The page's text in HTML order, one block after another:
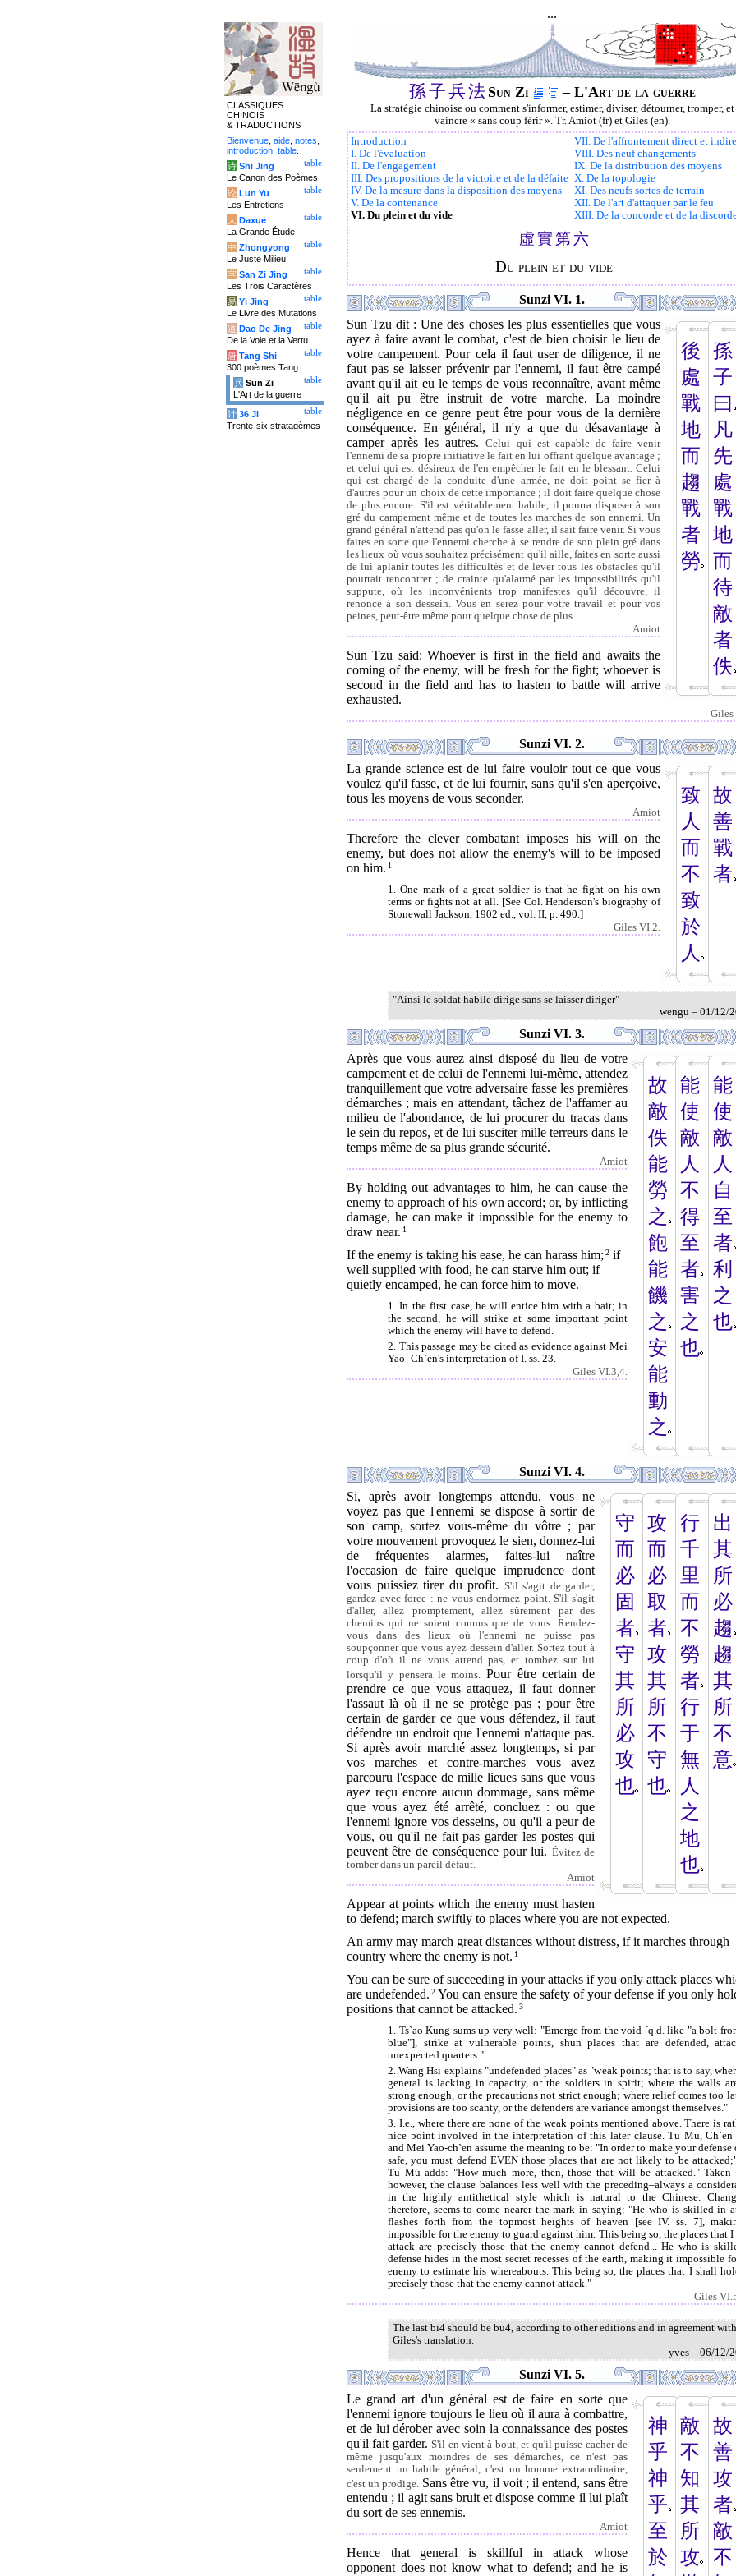
...
孫子兵法 Sun Zi – L'Art de la guerre
La stratégie chinoise ou comment s'informer, estimer, diviser, détourner, tromper, et
vaincre « sans coup férir ». Tr. Amiot (fr) et Giles (en).
Introduction
I. De l'évaluation
II. De l'engagement
III. Des propositions de la victoire et de la défaite
IV. De la mesure dans la disposition des moyens
V. De la contenance
VI. Du plein et du vide
VII. De l'affrontement direct et
VIII. Des neuf changements
IX. De la distribution des moyens
X. De la topologie
XI. Des neufs sortes de terrain
XII. De l'art d'attaquer par le feu
XIII. De la concorde et de la
虛實第 六
Du plein et du vide
Sunzi VI. 1.
後
處
戰
地
而
趨
戰
者
勞
孫
子
曰
凡
先
處
戰
地
而
待
敵
者
佚
Sun Tzu dit : Une des choses les plus essentielles que vous
ayez à faire avant le combat, c'est de bien choisir le lieu de
votre campement. Pour cela il faut user de diligence, il ne
faut pas se laisser prévenir par l'ennemi, il faut être campé
avant qu'il ait eu le temps de vous reconnaître, avant même
qu'il ait pu être instruit de votre marche. La moindre
négligence en ce genre peut être pour vous de la dernière
conséquence. En général, il n'y a que du désavantage à
camper après les autres.Celui qui est capable de faire venir
l'ennemi de sa propre initiative le fait en lui offrant quelque avantage ;
et celui qui est désireux de l'en empêcher le fait en le blessant. Celui
qui est chargé de la conduite d'une armée, ne doit point se fier à
d'autres pour un choix de cette importance ; il doit faire quelque chose
de plus encore. S'il est véritablement habile, il pourra disposer à son
gré du campement même et de toutes les marches de son ennemi. Un
grand général n'attend pas qu'on le fasse aller, il sait faire venir. Si vous
faites en sorte que l'ennemi cherche à se rendre de son plein gré dans
les lieux où vous souhaitez précisément qu'il aille, faites en sorte aussi
de lui aplanir toutes les difficultés et de lever tous les obstacles qu'il
pourrait rencontrer ; de crainte qu'alarmé par les impossibilités qu'il
suppute, où les inconvénients trop manifestes qu'il découvre, il
renonce à son dessein. Vous en serez pour votre travail et pour vos
peines, peut-être même pour quelque chose de plus.
Amiot
Sun Tzu said: Whoever is first in the field and awaits the
coming of the enemy, will be fresh for the fight; whoever is
second in the field and has to hasten to battle will arrive
exhausted.
Giles
Sunzi VI. 2.
致
人
而
不
致
於
人
故
善
戰
者
La grande science est de lui faire vouloir tout ce que vous
voulez qu'il fasse, et de lui fournir, sans qu'il s'en aperçoive,
tous les moyens de vous seconder.
Amiot
Therefore the clever combatant imposes his will on the
enemy, but does not allow the enemy's will to be imposed
on him. 1
1. One mark of a great soldier is that he fight on his own
terms or fights not at all. [See Col. Henderson's biography of
Stonewall Jackson, 1902 ed., vol. II, p. 490.]
Giles VI.2.
"Ainsi le soldat habile dirige sans se laisser diriger"
wengu – 01/12/
Sunzi VI. 3.
故
敵
佚
能
勞
之
飽
能
饑
之
安
能
動
之
能
使
敵
人
不
得
至
者
害
之
也
能
使
敵
人
自
至
者
利
之
也
Après que vous aurez ainsi disposé du lieu de votre
campement et de celui de l'ennemi lui-même, attendez
tranquillement que votre adversaire fasse les premières
démarches ; mais en attendant, tâchez de l'affamer au
milieu de l'abondance, de lui procurer du tracas dans
le sein du repos, et de lui susciter mille terreurs dans le
temps même de sa plus grande sécurité.
Amiot
By holding out advantages to him, he can cause the
enemy to approach of his own accord; or, by inflicting
damage, he can make it impossible for the enemy to
draw near. 1
If the enemy is taking his ease, he can harass him; 2 if
well supplied with food, he can starve him out; if
quietly encamped, he can force him to move.
1. In the first case, he will entice him with a bait; in
the second, he will strike at some important point
which the enemy will have to defend.
2. This passage may be cited as evidence against Mei
Yao- Ch`en's interpretation of I. ss. 23.
Giles VI.3,4.
Sunzi VI. 4.
守
而
必
固
者
守
其
所
必
攻
也
攻
而
必
取
者
攻
其
所
不
守
也
行
千
里
而
不
勞
者
行
于
無
人
之
地
也
出
其
所
必
趨
趨
其
所
不
意
Si, après avoir longtemps attendu, vous ne
voyez pas que l'ennemi se dispose à sortir de
son camp, sortez vous-même du vôtre ; par
votre mouvement provoquez le sien, donnez-lui
de fréquentes alarmes, faites-lui naître
l'occasion de faire quelque imprudence dont
vous puissiez tirer du profit. S'il s'agit de garder,
gardez avec force : ne vous endormez point. S'il s'agit
d'aller, allez promptement, allez sûrement par des
chemins qui ne soient connus que de vous. Rendez-
vous dans des lieux où l'ennemi ne puisse pas
soupçonner que vous ayez dessein d'aller. Sortez tout à
coup d'où il ne vous attend pas, et tombez sur lui
lorsqu'il y pensera le moins.
Pour être certain de
prendre ce que vous attaquez, il faut donner
l'assaut là où il ne se protège pas ; pour être
certain de garder ce que vous défendez, il faut
défendre un endroit que l'ennemi n'attaque pas.
Si après avoir marché assez longtemps, si par
vos marches et contre-marches vous avez
parcouru l'espace de mille lieues sans que vous
ayez reçu encore aucun dommage, sans même
que vous ayez été arrêté, concluez : ou que
l'ennemi ignore vos desseins, ou qu'il a peur de
vous, ou qu'il ne fait pas garder les postes qui
peuvent être de conséquence pour lui. Évitez de
tomber dans un pareil défaut.
Amiot
Appear at points which the enemy must hasten
to defend; march swiftly to places where you are not expected.
An army may march great distances without distress, if it marches through
country where the enemy is not. 1
You can be sure of succeeding in your attacks if you only attack places
are undefended. 2 You can ensure the safety of your defense if you only
positions that cannot be attacked. 3
1. Ts`ao Kung sums up very well: "Emerge from the void [q.d. like "a bolt
blue"], strike at vulnerable points, shun places that are defended,
unexpected quarters."
2. Wang Hsi explains "undefended places" as "weak points; that is to say,
general is lacking in capacity, or the soldiers in spirit; where the walls
strong enough, or the precautions not strict enough; where relief comes too
provisions are too scanty, or the defenders are variance amongst themselves."
3. I.e., where there are none of the weak points mentioned above. There is
nice point involved in the interpretation of this later clause. Tu Mu, Ch`en
and Mei Yao-ch`en assume the meaning to be: "In order to make your defense
safe, you must defend EVEN those places that are not likely to be
Tu Mu adds: "How much more, then, those that will be attacked." Taken
however, the clause balances less well with the preceding–always a
in the highly antithetical style which is natural to the Chinese.
therefore, seems to come nearer the mark in saying: "He who is skilled in
flashes forth from the topmost heights of heaven [see IV. ss. 7],
impossible for the enemy to guard against him. This being so, the places that
attack are precisely those that the enemy cannot defend... He who is
defense hides in the most secret recesses of the earth, making it impossible
enemy to estimate his whereabouts. This being so, the places that I shall
precisely those that the enemy cannot attack."
Giles
The last bi4 should be bu4, according to other editions and in agreement with
Giles's translation.
yves – 06/12/
Sunzi VI. 5.
神
乎
神
乎
至
於
敵
不
知
其
所
攻
故
善
攻
者
敵
不
Le grand art d'un général est de faire en sorte que
l'ennemi ignore toujours le lieu où il aura à combattre,
et de lui dérober avec soin la connaissance des postes
qu'il fait garder.S'il en vient à bout, et qu'il puisse cacher de
même jusqu'aux moindres de ses démarches, ce n'est pas
seulement un habile général, c'est un homme extraordinaire,
c'est un prodige. Sans être vu, il voit ; il entend, sans être
entendu ; il agit sans bruit et dispose comme il lui plaît
du sort de ses ennemis.
Amiot
Hence that general is skillful in attack whose
opponent does not know what to defend; and he is
CLASSIQUES
CHINOIS
& TRADUCTIONS
Bienvenue aide notes
introduction table
table
诗 Shi Jing
Le Canon des Poèmes
table
论 Lun Yu
Les Entretiens
table
大 Daxue
La Grande Étude
table
中 Zhongyong
Le Juste Milieu
table
字 San Zi Jing
Les Trois Caractères
table
易 Yi Jing
Le Livre des Mutations
table
道 Dao De Jing
De la Voie et la Vertu
table
唐 Tang Shi
300 poèmes Tang
table
兵 Sun Zi
L'Art de la guerre
table
计 36 Ji
Trente-six stratagèmes